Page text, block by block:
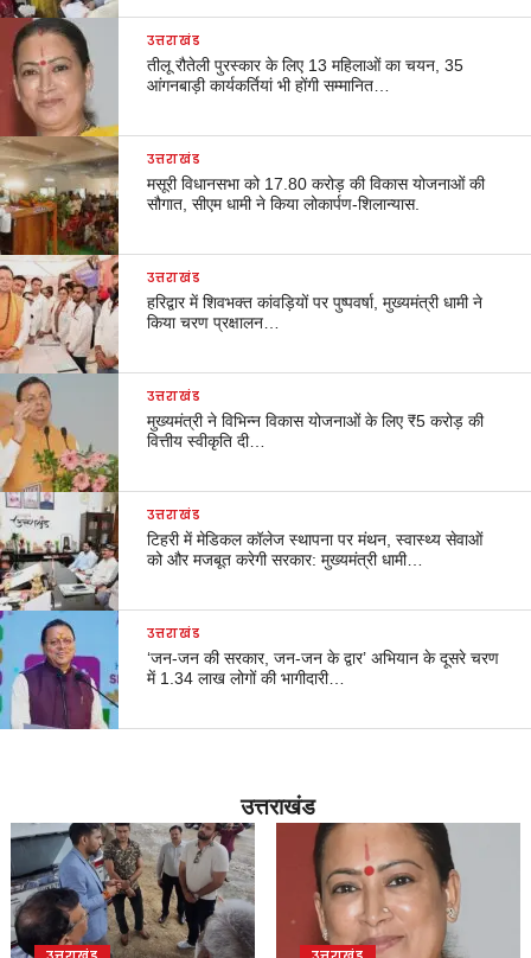
उत्तराखंड
तीलू रौतेली पुरस्कार के लिए 13 महिलाओं का चयन, 35
आंगनबाड़ी कार्यकर्तियां भी होंगी सम्मानित…
उत्तराखंड
मसूरी विधानसभा को 17.80 करोड़ की विकास योजनाओं की
सौगात, सीएम धामी ने किया लोकार्पण-शिलान्यास.
उत्तराखंड
हरिद्वार में शिवभक्त कांवड़ियों पर पुष्पवर्षा, मुख्यमंत्री धामी ने
किया चरण प्रक्षालन…
उत्तराखंड
मुख्यमंत्री ने विभिन्न विकास योजनाओं के लिए ₹5 करोड़ की
वित्तीय स्वीकृति दी…
उत्तराखंड
टिहरी में मेडिकल कॉलेज स्थापना पर मंथन, स्वास्थ्य सेवाओं
को और मजबूत करेगी सरकार: मुख्यमंत्री धामी…
उत्तराखंड
‘जन-जन की सरकार, जन-जन के द्वार’ अभियान के दूसरे चरण
में 1.34 लाख लोगों की भागीदारी…
उत्तराखंड